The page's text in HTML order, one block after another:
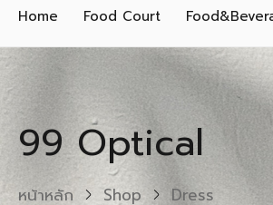
Home Food Court
99 Optical
หน้าหลัก Shop Dress